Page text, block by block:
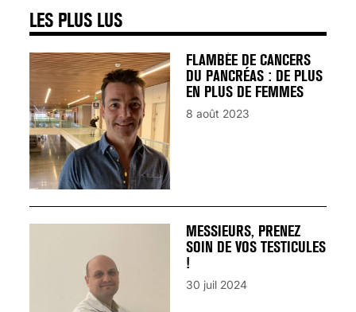
LES PLUS LUS
FLAMBÉE DE CANCERS
DU PANCRÉAS : DE PLUS
EN PLUS DE FEMMES
8 août 2023
MESSIEURS, PRENEZ
SOIN DE VOS TESTICULES
!
30 juil 2024